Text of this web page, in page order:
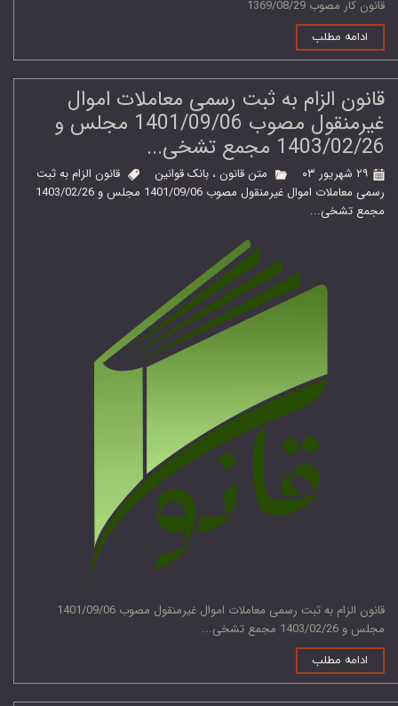
قانون کار مصوب 1369/08/29
ادامه مطلب
قانون الزام به ثبت رسمی معاملات اموال
غیرمنقول مصوب 1401/09/06 مجلس و
1403/02/26 مجمع تشخی...
۲۹ شهریور ۰۳ متن قانون ، بانک قوانین
قانون الزام به ثبت
رسمی معاملات اموال غیرمنقول مصوب 1401/09/06 مجلس و 1403/02/26
مجمع تشخی...
قانون الزام به ثبت رسمی معاملات اموال غیرمنقول مصوب 1401/09/06
مجلس و 1403/02/26 مجمع تشخی...
ادامه مطلب